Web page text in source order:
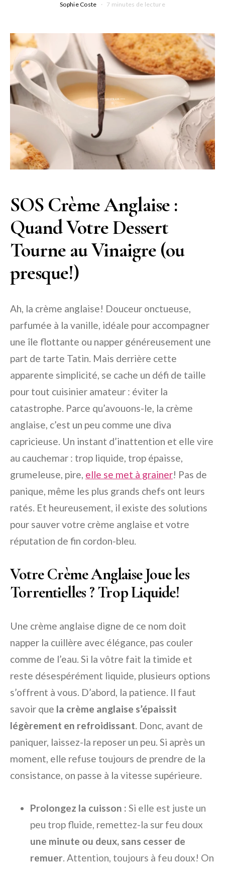
Sophie Coste 7 minutes de lecture
SOS Crème Anglaise :
Quand Votre Dessert
Tourne au Vinaigre (ou
presque!)
Ah, la crème anglaise! Douceur onctueuse,
parfumée à la vanille, idéale pour accompagner
une île flottante ou napper généreusement une
part de tarte Tatin. Mais derrière cette
apparente simplicité, se cache un défi de taille
pour tout cuisinier amateur : éviter la
catastrophe. Parce qu’avouons-le, la crème
anglaise, c’est un peu comme une diva
capricieuse. Un instant d’inattention et elle vire
au cauchemar : trop liquide, trop épaisse,
grumeleuse, pire, elle se met à grainer! Pas de
panique, même les plus grands chefs ont leurs
ratés. Et heureusement, il existe des solutions
pour sauver votre crème anglaise et votre
réputation de fin cordon-bleu.
Votre Crème Anglaise Joue les
Torrentielles ? Trop Liquide!
Une crème anglaise digne de ce nom doit
napper la cuillère avec élégance, pas couler
comme de l’eau. Si la vôtre fait la timide et
reste désespérément liquide, plusieurs options
s’offrent à vous. D’abord, la patience. Il faut
savoir que la crème anglaise s’épaissit
légèrement en refroidissant. Donc, avant de
paniquer, laissez-la reposer un peu. Si après un
moment, elle refuse toujours de prendre de la
consistance, on passe à la vitesse supérieure.
Prolongez la cuisson : Si elle est juste un
peu trop fluide, remettez-la sur feu doux
une minute ou deux, sans cesser de
remuer. Attention, toujours à feu doux! On